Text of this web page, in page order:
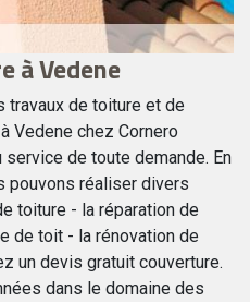
Vedene
de toiture et de
chez Cornero
de toute demande. En
réaliser divers
toiture - la réparation de
toit - la rénovation de
devis gratuit couverture.
dans le domaine des